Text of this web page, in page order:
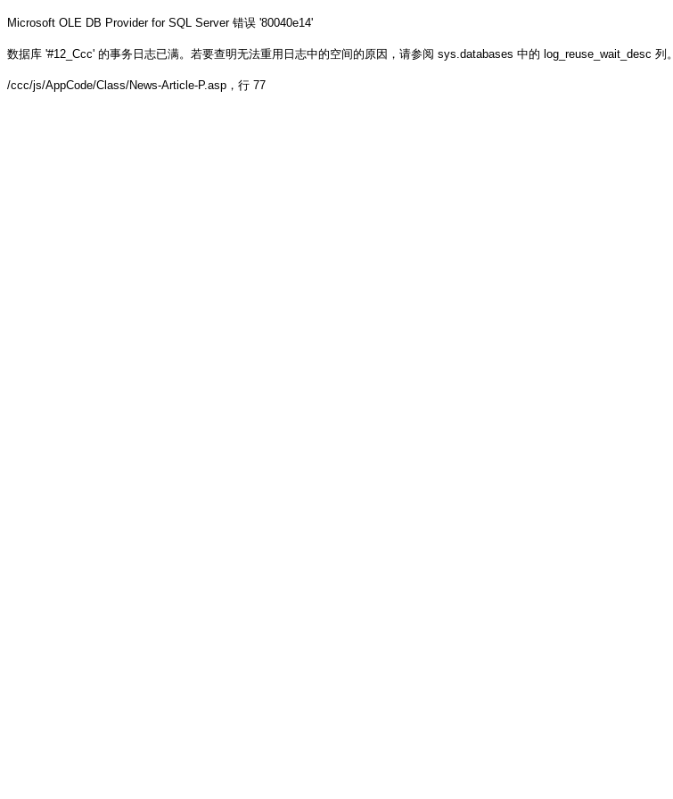
Microsoft OLE DB Provider for SQL Server 错误 '80040e14'
数据库 '#12_Ccc' 的事务日志已满。若要查明无法重用日志中的空间的原因，请参阅 sys.databases 中的 log_reuse_wait_desc 列。
/ccc/js/AppCode/Class/News-Article-P.asp ，行 77